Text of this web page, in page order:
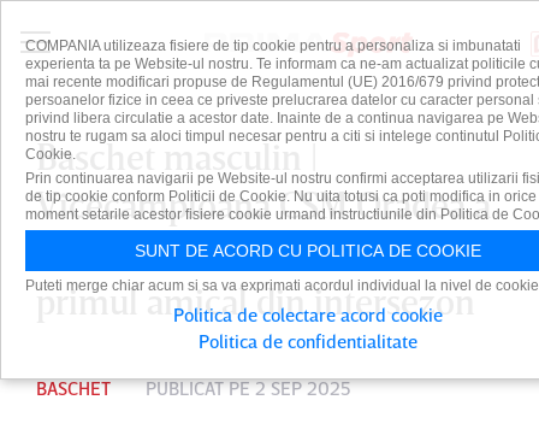
Baschet masculin |
Vicecampioana CSM Oradea a
învins DEAC Debrecen în
primul amical din intersezon
BASCHET PUBLICAT PE 2 SEP 2025
COMPANIA utilizeaza fisiere de tip cookie pentru a personaliza si imbunatati
experienta ta pe Website-ul nostru. Te informam ca ne-am actualizat politicile
mai recente modificari propuse de Regulamentul (UE) 2016/679 privind
persoanelor fizice in ceea ce priveste prelucrarea datelor cu caracter personal
privind libera circulatie a acestor date. Inainte de a continua navigarea pe
nostru te rugam sa aloci timpul necesar pentru a citi si intelege continutul
Cookie.
Prin continuarea navigarii pe Website-ul nostru confirmi acceptarea utilizarii
de tip cookie conform Politicii de Cookie. Nu uita totusi ca poti modifica in orice
moment setarile acestor fisiere cookie urmand instructiunile din Politica de
SUNT DE ACORD CU POLITICA DE COOKIE
Puteti merge chiar acum si sa va exprimati acordul individual la nivel de
Politica de colectare acord cookie
Politica de confidentialitate